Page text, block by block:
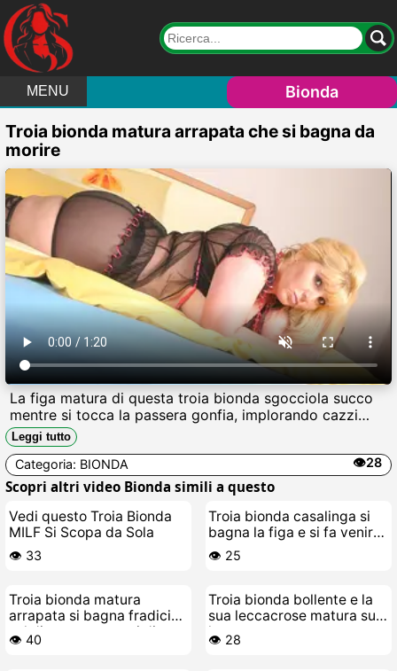
MENU Bionda
Troia bionda matura arrapata che si bagna da
morire
La figa matura di questa troia bionda sgocciola succo
mentre si tocca la passera gonfia, implorando cazzi
duri per scoparla senza pietà fino a farla schizzareare
come una fontana di fica bollente.
Leggi tutto
Categoria: BIONDA 👁️28
Scopri altri video Bionda simili a questo
Vedi questo Troia Bionda
MILF Si Scopa da Sola
👁️ 33
Troia bionda casalinga si
bagna la figa e si fa venire
in calore
👁️ 25
Troia bionda matura
arrapata si bagna fradicia
sul divano con cazzi di
gomma
👁️ 40
Troia bionda bollente e la
sua leccacrose matura sul
letto
👁️ 28